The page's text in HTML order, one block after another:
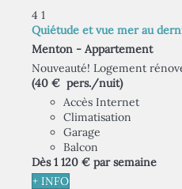
4 1
Quiétude et vue mer au
Menton - Appartement
Nouveauté! Logement
(40 € pers./nuit)
Accès Internet
Climatisation
Garage
Balcon
Dès 1 120 € par semaine
+ INFO